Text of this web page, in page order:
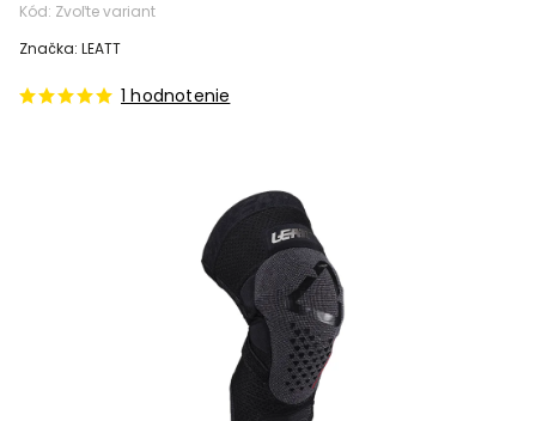
Kód: Zvoľte variant
1 hodnotenie
Značka: LEATT